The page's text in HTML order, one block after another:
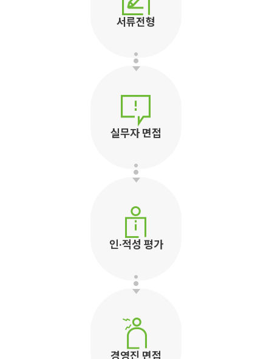
서류전형
실무자 면접
인·적성 평가
경영진 면접